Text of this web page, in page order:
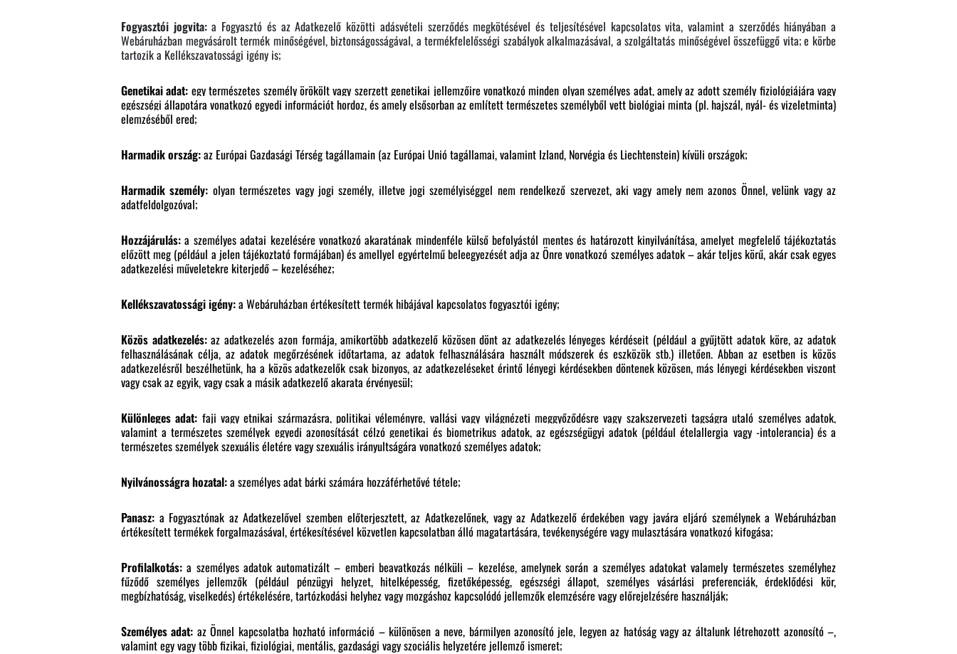
Fogyasztói jogvita:a Fogyasztó és az Adatkezelő közötti adásvételi szerződés megkötésével és teljesítésével kapcsolatos vita, valamint a szerződés hiányában a
Webáruházban megvásárolt termék minőségével, biztonságosságával, a termékfelelősségi szabályok alkalmazásával, a szolgáltatás minőségével összefüggő vita; e körbe
tartozik a Kellékszavatossági igény is;
Genetikai adat: egy természetes személy örökölt vagy szerzett genetikai jellemzőire vonatkozó minden olyan személyes adat, amely az adott személy fiziológiájára vagy
egészségi állapotára vonatkozó egyedi információt hordoz, és amely elsősorban az említett természetes személyből vett biológiai minta (pl. hajszál, nyál- és vizeletminta)
elemzéséből ered;
Harmadik ország:az Európai Gazdasági Térség tagállamain (az Európai Unió tagállamai, valamint Izland, Norvégia és Liechtenstein) kívüli országok;
Harmadik személy: olyan természetes vagy jogi személy, illetve jogi személyiséggel nem rendelkező szervezet, aki vagy amely nem azonos Önnel, velünk vagy az
adatfeldolgozóval;
Hozzájárulás:a személyes adatai kezelésére vonatkozó akaratának mindenféle külső befolyástól mentes és határozott kinyilvánítása, amelyet megfelelő tájékoztatás
előzött meg (például a jelen tájékoztató formájában) és amellyel egyértelmű beleegyezését adja az Önre vonatkozó személyes adatok – akár teljes körű, akár csak egyes
adatkezelési műveletekre kiterjedő – kezeléséhez;
Kellékszavatossági igény:a Webáruházban értékesített termék hibájával kapcsolatosfogyasztói igény;
Közös adatkezelés:az adatkezelés azon formája, amikortöbb adatkezelő közösen dönt az adatkezelés lényeges kérdéseit (például a gyűjtött adatok köre, az adatok
felhasználásának célja, az adatok megőrzésének időtartama, az adatok felhasználására használt módszerek és eszközök stb.) illetően. Abban az esetben is közös
adatkezelésről beszélhetünk, ha a közös adatkezelők csak bizonyos, az adatkezeléseket érintő lényegi kérdésekben döntenek közösen, más lényegi kérdésekben viszont
vagy csak az egyik, vagy csak a másik adatkezelő akarata érvényesül;
Különleges adat: faji vagy etnikai származásra, politikai véleményre, vallási vagy világnézeti meggyőződésre vagy szakszervezeti tagságra utaló személyes adatok,
valamint a természetes személyek egyedi azonosítását célzó genetikai és biometrikus adatok, az egészségügyi adatok (például ételallergia vagy -intolerancia) és a
természetes személyek szexuális életére vagy szexuális irányultságára vonatkozó személyes adatok;
Nyilvánosságra hozatal:a személyes adat bárki számára hozzáférhetővé tétele;
Panasz: a Fogyasztónak az Adatkezelővel szemben előterjesztett, az Adatkezelőnek, vagy az Adatkezelő érdekében vagy javára eljáró személynek a Webáruházban
értékesített termékek forgalmazásával, értékesítésével közvetlen kapcsolatban álló magatartására, tevékenységére vagy mulasztására vonatkozó kifogása;
Profilalkotás: a személyes adatok automatizált – emberi beavatkozás nélküli – kezelése, amelynek során a személyes adatokat valamely természetes személyhez
fűződő személyes jellemzők (például pénzügyi helyzet, hitelképesség, fizetőképesség, egészségi állapot, személyes vásárlási preferenciák, érdeklődési kör,
megbízhatóság, viselkedés) értékelésére, tartózkodási helyhez vagy mozgáshoz kapcsolódó jellemzők elemzésére vagy előrejelzésére használják;
Személyes adat: az Önnel kapcsolatba hozható információ – különösen a neve, bármilyen azonosító jele, legyen az hatóság vagy az általunk létrehozott azonosító –,
valamint egy vagy több fizikai, fiziológiai, mentális, gazdasági vagy szociális helyzetére jellemző ismeret;